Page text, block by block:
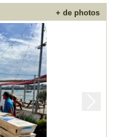
+ de photos